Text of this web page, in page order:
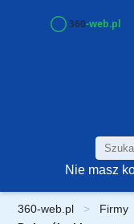
Nie masz
360-web.pl Firmy